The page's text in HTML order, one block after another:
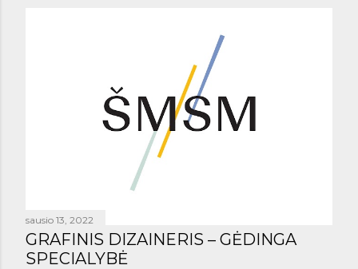
sausio 13, 2022
GRAFINIS DIZAINERIS – GĖDINGA
SPECIALYBĖ